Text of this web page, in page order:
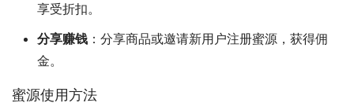
享受折扣。
分享赚钱 ：分享商品或邀请新用户注册蜜源，获得佣
金。
蜜源使用方法